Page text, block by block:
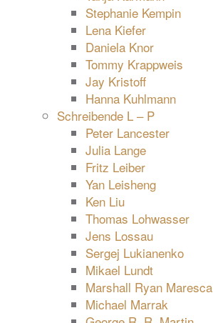
Stephanie Kempin
Lena Kiefer
Daniela Knor
Tommy Krappweis
Jay Kristoff
Hanna Kuhlmann
Schreibende L – P
Peter Lancester
Julia Lange
Fritz Leiber
Yan Leisheng
Ken Liu
Thomas Lohwasser
Jens Lossau
Sergej Lukianenko
Mikael Lundt
Marshall Ryan Maresca
Michael Marrak